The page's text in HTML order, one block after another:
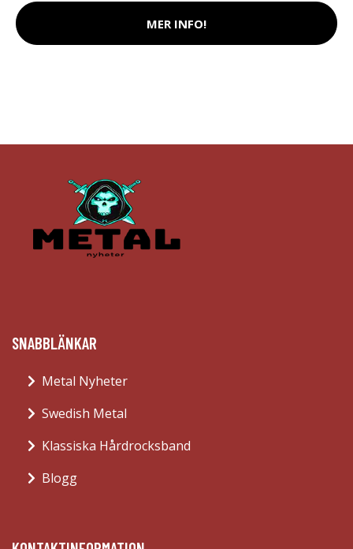
MER INFO!
SNABBLÄNKAR
Metal Nyheter
Swedish Metal
Klassiska Hårdrocksband
Blogg